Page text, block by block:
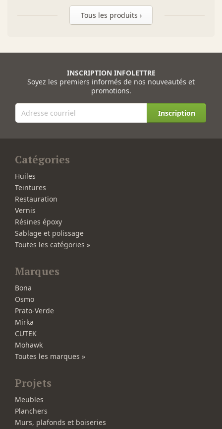
Tous les produits ›
INSCRIPTION INFOLETTRE
Soyez les premiers informés de nos nouveautés et
promotions.
Inscription
Catégories
Huiles
Teintures
Restauration
Vernis
Résines époxy
Sablage et polissage
Toutes les catégories »
Marques
Bona
Osmo
Prato-Verde
Mirka
CUTEK
Mohawk
Toutes les marques »
Projets
Meubles
Planchers
Murs, plafonds et boiseries